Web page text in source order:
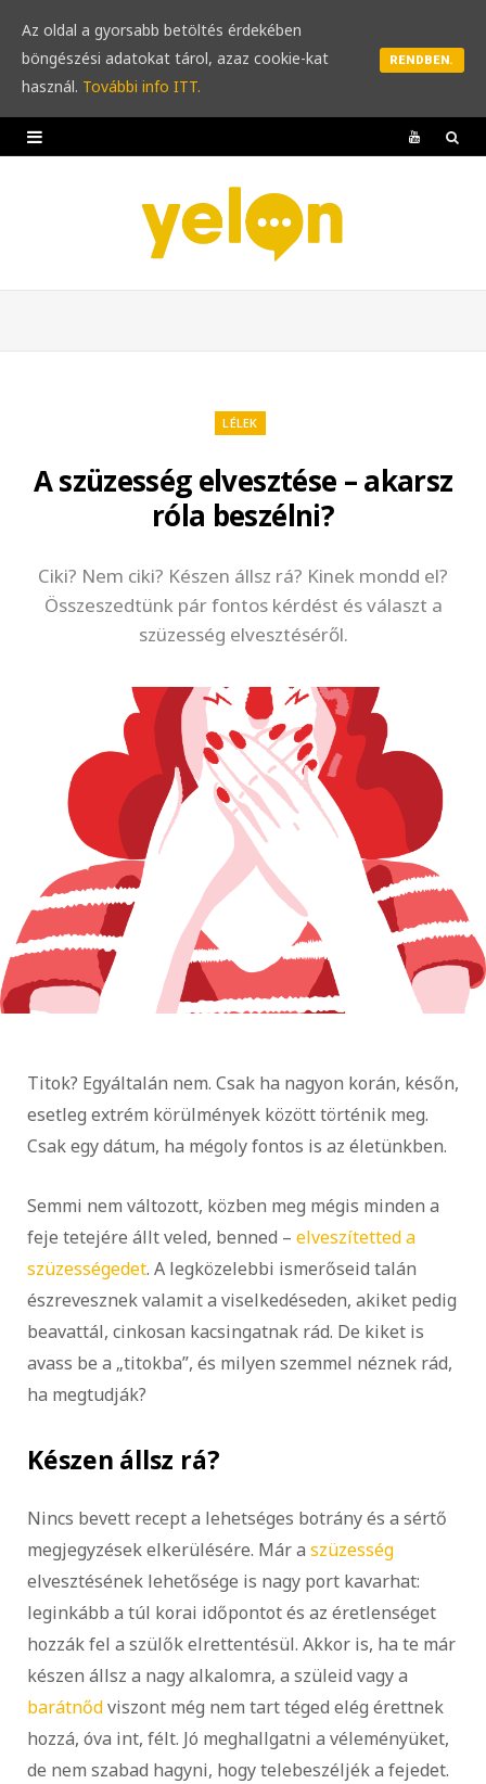
Y
u
LÉLEK
A szüzesség elvesztése – akarsz
róla beszélni?
Ciki? Nem ciki? Készen állsz rá? Kinek mondd el?
Összeszedtünk pár fontos kérdést és választ a
szüzesség elvesztéséről.
Titok? Egyáltalán nem. Csak ha nagyon korán, későn,
esetleg extrém körülmények között történik meg.
Csak egy dátum, ha mégoly fontos is az életünkben.
Semmi nem változott, közben meg mégis minden a
feje tetejére állt veled, benned – elveszítetted a
szüzességedet. A legközelebbi ismerőseid talán
észrevesznek valamit a viselkedéseden, akiket pedig
beavattál, cinkosan kacsingatnak rád. De kiket is
avass be a „titokba”, és milyen szemmel néznek rád,
ha megtudják?
Készen állsz rá?
Nincs bevett recept a lehetséges botrány és a sértő
megjegyzések elkerülésére. Már a szüzesség
elvesztésének lehetősége is nagy port kavarhat:
leginkább a túl korai időpontot és az éretlenséget
hozzák fel a szülők elrettentésül. Akkor is, ha te már
készen állsz a nagy alkalomra, a szüleid vagy a
barátnődviszont még nem tart téged elég érettnek
hozzá, óva int, félt. Jó meghallgatni a véleményüket,
de nem szabad hagyni, hogy telebeszéljék a fejedet.
Az oldal a gyorsabb betöltés érdekében
böngészési adatokat tárol, azaz cookie-kat
használ. További info ITT.
RENDBEN.